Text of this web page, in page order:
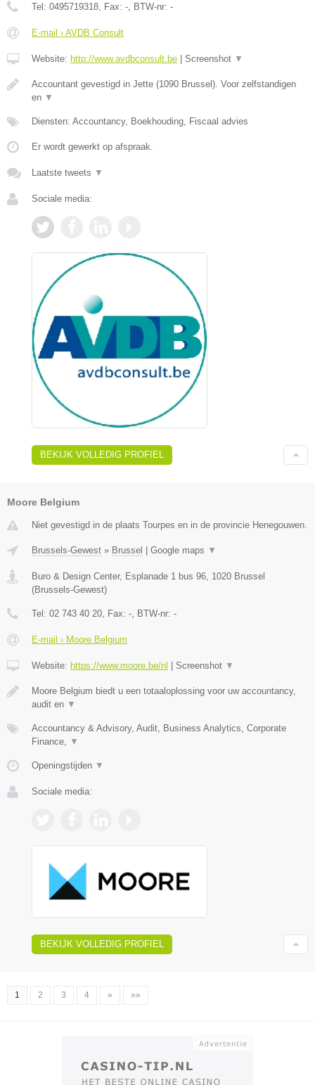
Tel: 0495719318 , Fax: - , BTW-nr: -
E-mail › AVDB Consult
Website: http://www.avdbconsult.be | Screenshot ▼
Accountant gevestigd in Jette (1090 Brussel). Voor zelfstandigen
en ▼
Diensten: Accountancy, Boekhouding, Fiscaal advies
Er wordt gewerkt op afspraak.
Laatste tweets ▼
Sociale media:
BEKIJK VOLLEDIG PROFIEL
Moore Belgium
Niet gevestigd in de plaats Tourpes en in de provincie Henegouwen.
Brussels-Gewest » Brussel | Google maps ▼
Buro & Design Center, Esplanade 1 bus 96 1020 Brussel
(Brussels-Gewest)
Tel: 02 743 40 20 , Fax: - , BTW-nr: -
E-mail › Moore Belgium
Website: https://www.moore.be/nl | Screenshot ▼
Moore Belgium biedt u een totaaloplossing voor uw accountancy,
audit en ▼
Accountancy & Advisory, Audit, Business Analytics, Corporate
Finance,
▼
Openingstijden ▼
Sociale media:
BEKIJK VOLLEDIG PROFIEL
1 2 3 4 » »»